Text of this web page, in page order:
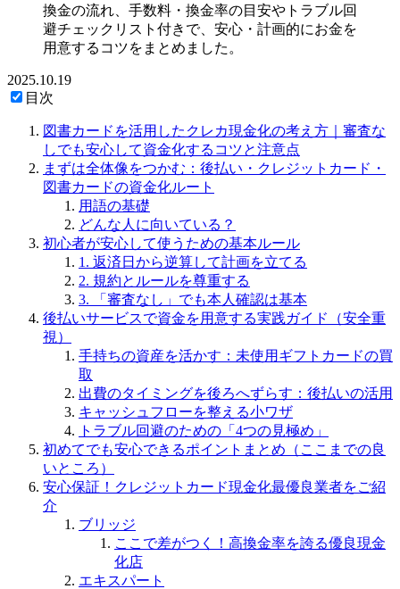
換金の流れ、手数料・換金率の目安やトラブル回
避チェックリスト付きで、安心・計画的にお金を
用意するコツをまとめました。
2025.10.19
目次
図書カードを活用したクレカ現金化の考え方｜審査な
しでも安心して資金化するコツと注意点
まずは全体像をつかむ：後払い・クレジットカード・
図書カードの資金化ルート
用語の基礎
どんな人に向いている？
初心者が安心して使うための基本ルール
1. 返済日から逆算して計画を立てる
2. 規約とルールを尊重する
3. 「審査なし」でも本人確認は基本
後払いサービスで資金を用意する実践ガイド（安全重
視）
手持ちの資産を活かす：未使用ギフトカードの買
取
出費のタイミングを後ろへずらす：後払いの活用
キャッシュフローを整える小ワザ
トラブル回避のための「4つの見極め」
初めてでも安心できるポイントまとめ（ここまでの良
いところ）
安心保証！クレジットカード現金化最優良業者をご紹
介
ブリッジ
ここで差がつく！高換金率を誇る優良現金
化店
エキスパート